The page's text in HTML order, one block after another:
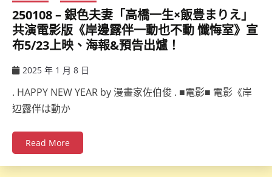
250108 – 銀色夫妻「高橋一生×飯豊まりえ」
共演電影版《岸邊露伴一動也不動 懺悔室》宣
布5/23上映、海報&預告出爐！
2025 年 1 月 8 日
. HAPPY NEW YEAR by 漫畫家佐伯俊 . ■電影■ 電影《岸
辺露伴は動か
Read More